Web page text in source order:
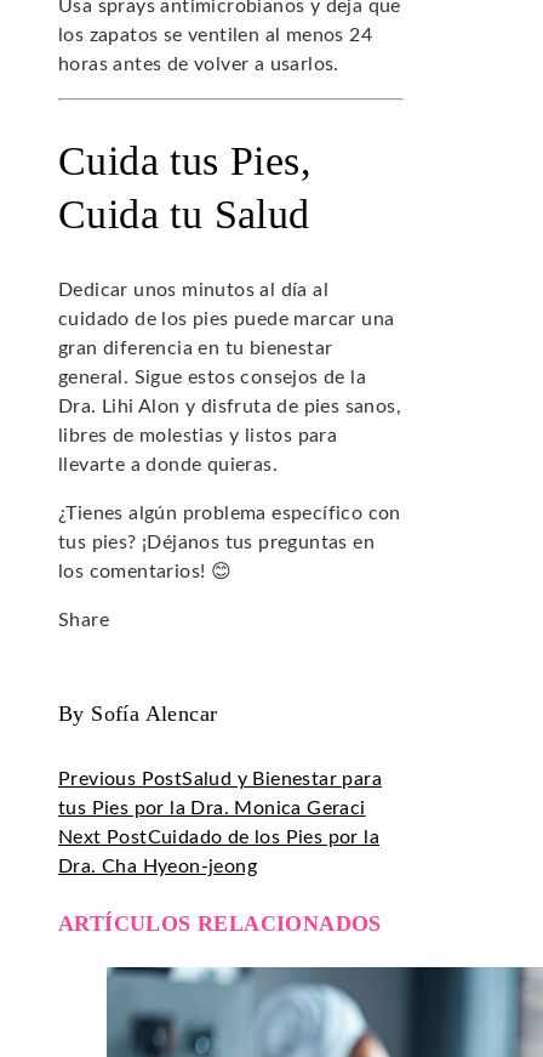
Usa sprays antimicrobianos y deja que
los zapatos se ventilen al menos 24
horas antes de volver a usarlos.
Cuida tus Pies,
Cuida tu Salud
Dedicar unos minutos al día al
cuidado de los pies puede marcar una
gran diferencia en tu bienestar
general. Sigue estos consejos de la
Dra. Lihi Alon y disfruta de pies sanos,
libres de molestias y listos para
llevarte a donde quieras.
¿Tienes algún problema específico con
tus pies? ¡Déjanos tus preguntas en
los comentarios! 😊
Share
By Sofía Alencar
Previous PostSalud y Bienestar para
tus Pies por la Dra. Monica Geraci
Next PostCuidado de los Pies por la
Dra. Cha Hyeon-jeong
ARTÍCULOS RELACIONADOS